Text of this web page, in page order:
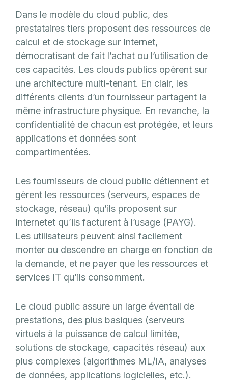
Dans le modèle du cloud public, des
prestataires tiers proposent des ressources de
calcul et de stockage sur Internet,
démocratisant de fait l’achat ou l’utilisation de
ces capacités. Les clouds publics opèrent sur
une architecture multi-tenant. En clair, les
différents clients d’un fournisseur partagent la
même infrastructure physique. En revanche, la
confidentialité de chacun est protégée, et leurs
applications et données sont
compartimentées.
Les fournisseurs de cloud public détiennent et
gèrent les ressources (serveurs, espaces de
stockage, réseau) qu’ils proposent sur
Internetet qu’ils facturent à l’usage (PAYG).
Les utilisateurs peuvent ainsi facilement
monter ou descendre en charge en fonction de
la demande, et ne payer que les ressources et
services IT qu’ils consomment.
Le cloud public assure un large éventail de
prestations, des plus basiques (serveurs
virtuels à la puissance de calcul limitée,
solutions de stockage, capacités réseau) aux
plus complexes (algorithmes ML/IA, analyses
de données, applications logicielles, etc.).